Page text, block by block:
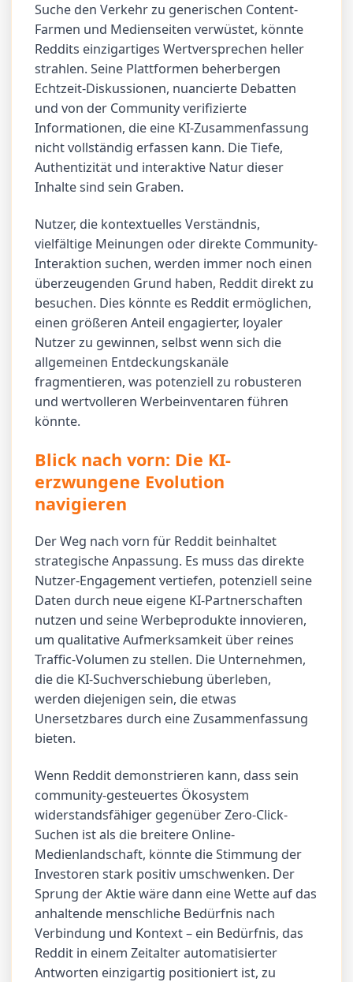
Suche den Verkehr zu generischen Content-
Farmen und Medienseiten verwüstet, könnte
Reddits einzigartiges Wertversprechen heller
strahlen. Seine Plattformen beherbergen
Echtzeit-Diskussionen, nuancierte Debatten
und von der Community verifizierte
Informationen, die eine KI-Zusammenfassung
nicht vollständig erfassen kann. Die Tiefe,
Authentizität und interaktive Natur dieser
Inhalte sind sein Graben.
Nutzer, die kontextuelles Verständnis,
vielfältige Meinungen oder direkte Community-
Interaktion suchen, werden immer noch einen
überzeugenden Grund haben, Reddit direkt zu
besuchen. Dies könnte es Reddit ermöglichen,
einen größeren Anteil engagierter, loyaler
Nutzer zu gewinnen, selbst wenn sich die
allgemeinen Entdeckungskanäle
fragmentieren, was potenziell zu robusteren
und wertvolleren Werbeinventaren führen
könnte.
Blick nach vorn: Die KI-
erzwungene Evolution
navigieren
Der Weg nach vorn für Reddit beinhaltet
strategische Anpassung. Es muss das direkte
Nutzer-Engagement vertiefen, potenziell seine
Daten durch neue eigene KI-Partnerschaften
nutzen und seine Werbeprodukte innovieren,
um qualitative Aufmerksamkeit über reines
Traffic-Volumen zu stellen. Die Unternehmen,
die die KI-Suchverschiebung überleben,
werden diejenigen sein, die etwas
Unersetzbares durch eine Zusammenfassung
bieten.
Wenn Reddit demonstrieren kann, dass sein
community-gesteuertes Ökosystem
widerstandsfähiger gegenüber Zero-Click-
Suchen ist als die breitere Online-
Medienlandschaft, könnte die Stimmung der
Investoren stark positiv umschwenken. Der
Sprung der Aktie wäre dann eine Wette auf das
anhaltende menschliche Bedürfnis nach
Verbindung und Kontext – ein Bedürfnis, das
Reddit in einem Zeitalter automatisierter
Antworten einzigartig positioniert ist, zu